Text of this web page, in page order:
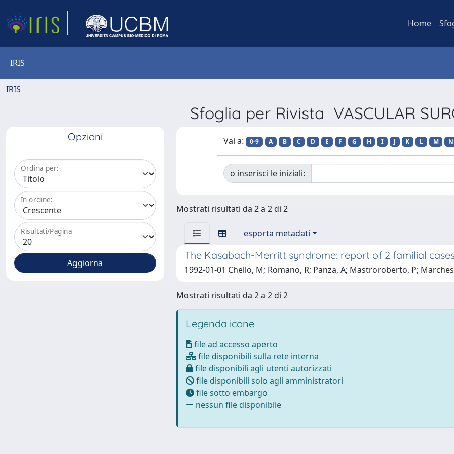
Home
IRIS
IRIS
Sfoglia per Rivista VASCULAR
Opzioni
Ordina per:
In ordine:
Risultati/Pagina
Vai a: 0-9 A B C D E F G H I J K L M N
o inserisci le iniziali:
Mostrati risultati da 2 a 2 di 2
esporta metadati
The Kasabach-Merritt syndrome: report of 2 familial
1992-01-01 Chello, M; Romano, R; Panza, A; Mastroroberto, P;
Mostrati risultati da 2 a 2 di 2
Legenda icone
file ad accesso aperto
file disponibili sulla rete interna
file disponibili agli utenti autorizzati
file disponibili solo agli amministratori
file sotto embargo
nessun file disponibile